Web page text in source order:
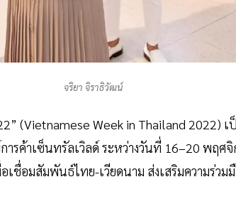
จริยา จิราธิวัฒน์
(Vietnamese Week in Thailand 2022)
รค้าเซ็นทรัลเวิลด์ ระหว่างวันที่ 16–20 พฤศ
ชื่อมสัมพันธ์ไทย-เวียดนาม ส่งเสริมความร่วมมื